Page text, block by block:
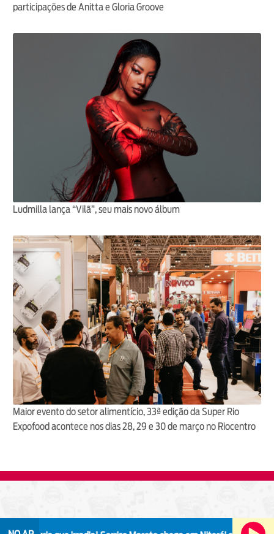
participações de Anitta e Gloria Groove
Ludmilla lança “Vilã”, seu mais novo álbum
Maior evento do setor alimentício, 33ª edição da Super Rio
Expofood acontece nos dias 28, 29 e 30 de março no Riocentro